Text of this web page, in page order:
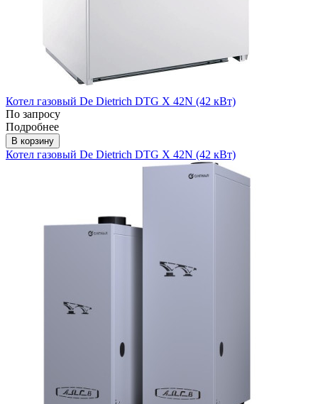
Котел газовый De Dietrich DTG X 42N (42 кВт)
По запросу
Подробнее
В корзину
Котел газовый De Dietrich DTG X 42N (42 кВт)